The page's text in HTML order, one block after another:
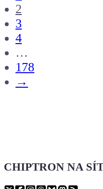
CHIPTRON NA
2
3
4
…
178
→